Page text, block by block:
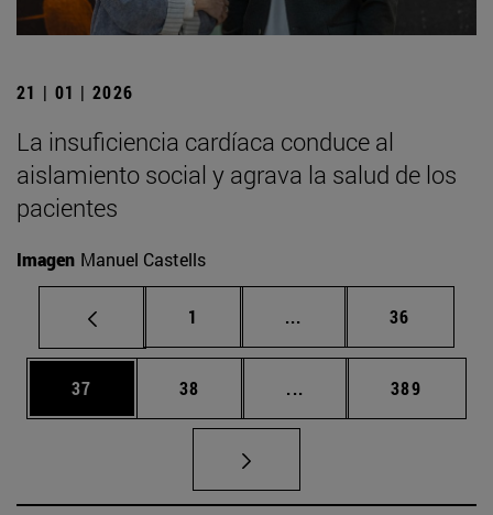
21 | 01 | 2026
La insuficiencia cardíaca conduce al
aislamiento social y agrava la salud de los
pacientes
Imagen Manuel Castells
Página
1 ... Páginas intermedias
Página
36
Página
37 Página
38 ... Páginas intermedias
Página
389